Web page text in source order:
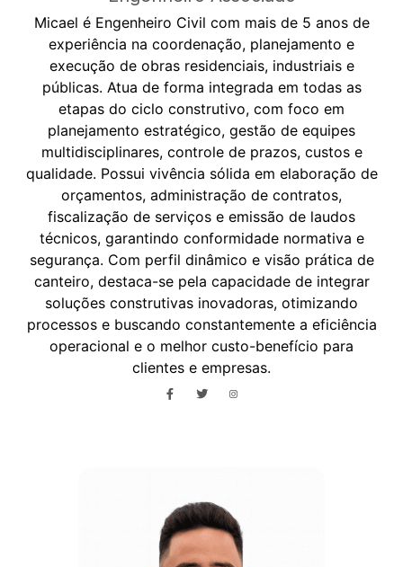
Micael é Engenheiro Civil com mais de 5 anos de
experiência na coordenação, planejamento e
execução de obras residenciais, industriais e
públicas. Atua de forma integrada em todas as
etapas do ciclo construtivo, com foco em
planejamento estratégico, gestão de equipes
multidisciplinares, controle de prazos, custos e
qualidade. Possui vivência sólida em elaboração de
orçamentos, administração de contratos,
fiscalização de serviços e emissão de laudos
técnicos, garantindo conformidade normativa e
segurança. Com perfil dinâmico e visão prática de
canteiro, destaca-se pela capacidade de integrar
soluções construtivas inovadoras, otimizando
processos e buscando constantemente a eficiência
operacional e o melhor custo-benefício para
clientes e empresas.